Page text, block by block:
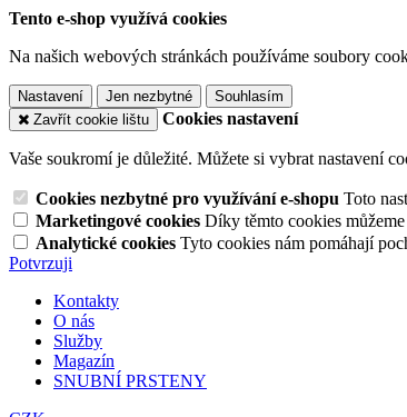
Tento e-shop využívá cookies
Na našich webových stránkách používáme soubory
Nastavení Jen nezbytné
Souhlasím
Zavřít cookie lištu
Cookies nastavení
Vaše soukromí je důležité. Můžete si vybrat nastavení
Cookies nezbytné pro využívání e-shopu Toto
Marketingové cookies Díky těmto cookies
Analytické cookies Tyto cookies nám pomáhají
Potvrzuji
Kontakty
O nás
Služby
Magazín
SNUBNÍ PRSTENY